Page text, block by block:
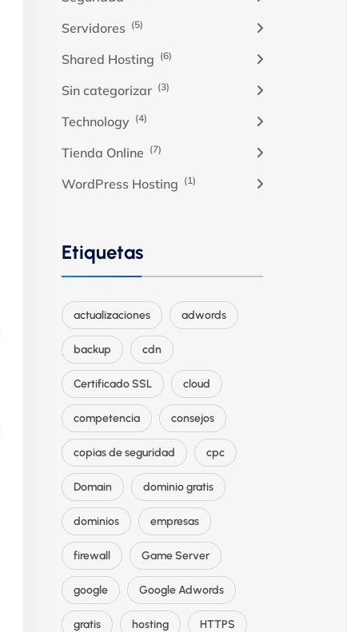
Servidores (5)
Shared Hosting (6)
Sin categorizar (3)
Technology (4)
Tienda Online (7)
WordPress Hosting (1)
Etiquetas
actualizaciones adwords
backup cdn
Certificado SSL cloud
competencia consejos
copias de seguridad cpc
Domain dominio gratis
dominios empresas
firewall Game Server
google Google Adwords
gratis hosting HTTPS